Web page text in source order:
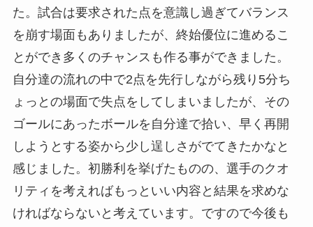
た。試合は要求された点を意識し過ぎてバランス
を崩す場面もありましたが、終始優位に進めるこ
とができ多くのチャンスも作る事ができました。
自分達の流れの中で2点を先行しながら残り5分ち
ょっとの場面で失点をしてしまいましたが、その
ゴールにあったボールを自分達で拾い、早く再開
しようとする姿から少し逞しさがでてきたかなと
感じました。初勝利を挙げたものの、選手のクオ
リティを考えればもっといい内容と結果を求めな
ければならないと考えています。ですので今後も